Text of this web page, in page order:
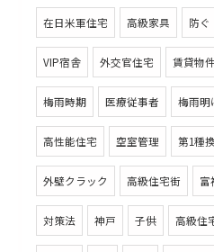
在日米軍住宅 高級家具 防ぐ
VIP宿舎 外交官住宅 賃貸物
梅雨時期 医療従事者 梅雨明
高性能住宅 空室管理 第1種
外壁クラック 高級住宅街 富
対策法 神戸 子供 高級住